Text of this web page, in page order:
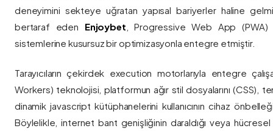
deneyimini sekteye uğratan yapısal bariyerler haline
bertaraf eden Enjoybet , Progressive Web App (PWA)
sistemlerine kusursuz bir optimizasyonla entegre etmiştir.
Tarayıcıların çekirdek execution motorlarıyla entegre
Workers) teknolojisi, platformun ağır stil dosyalarını (CSS),
dinamik javascript kütüphanelerini kullanıcının cihaz
Böylelikle, internet bant genişliğinin daraldığı veya